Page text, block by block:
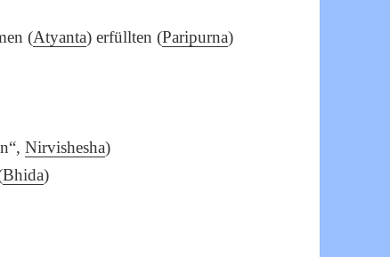
(Atyanta) erfüllten (Paripurna)
Nirvishesha)
Bhida)